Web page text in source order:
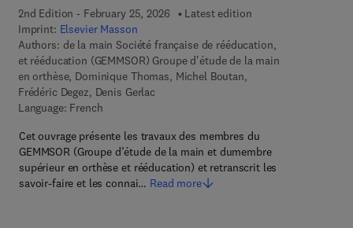
2nd Edition - February 25, 2026
Latest edition
Imprint: Elsevier Masson
Authors: de la main Société française de rééducation,
et rééducation (GEMMSOR) Groupe d'étude de la main
en orthèse, Dominique Thomas, Michel Boutan,
Frédéric Degez, Denis Gerlac
Language: French
Cet ouvrage présente les travaux des membres du
GEMMSOR (Groupe d’étude de la main et dumembre
supérieur en orthèse et rééducation) et retranscrit les
savoir-faire et les connai… Read more